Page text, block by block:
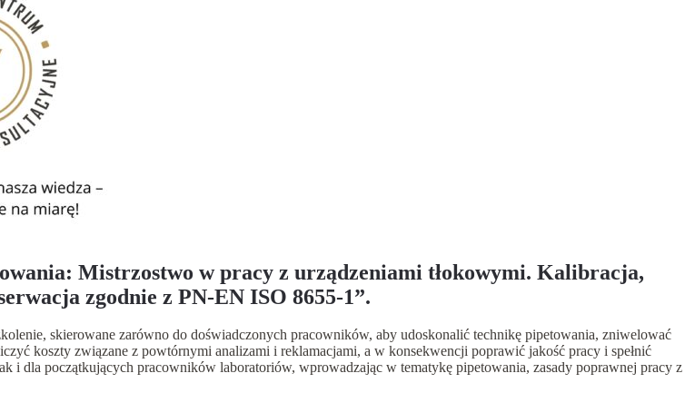
Mistrzostwo w pracy z urządzeniami tłokowymi. Kalibracja,
zgodnie z PN-EN ISO 8655-1”.
skierowane zarówno do doświadczonych pracowników, aby udoskonalić technikę pipetowania, zniwelować
koszty związane z powtórnymi analizami i reklamacjami, a w konsekwencji poprawić jakość pracy i spełnić
i dla początkujących pracowników laboratoriów, wprowadzając w tematykę pipetowania, zasady poprawnej pracy z